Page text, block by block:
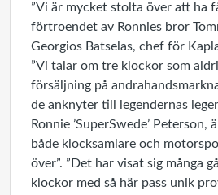
”Vi är mycket stolta över att ha
förtroendet av Ronnies bror
Georgios Batselas, chef för
”Vi talar om tre klockor som
försäljning på
de anknyter till legendernas
Ronnie ’SuperSwede’
både klocksamlare och
över”. ”Det har visat sig många
klockor med så här pass unik